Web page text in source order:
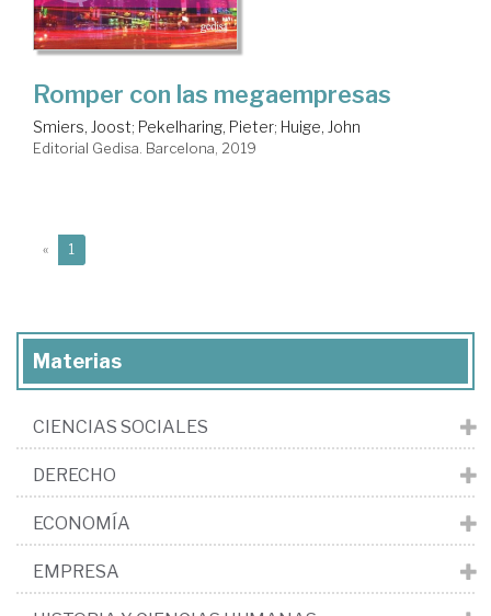
Romper con las megaempresas
Smiers, Joost; Pekelharing, Pieter; Huige, John
Editorial Gedisa. Barcelona, 2019
« 1
Materias
CIENCIAS SOCIALES
DERECHO
ECONOMÍA
EMPRESA